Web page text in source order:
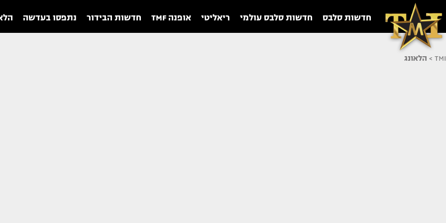
חדשות סלבס חדשות סלבס עולמי ריאליטי אופנה TMF חדשות הבידור נתפסו בעדשה
TMI
> הלאונג